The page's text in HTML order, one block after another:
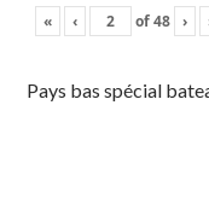
« ‹ of48 ›
Pays bas spécial